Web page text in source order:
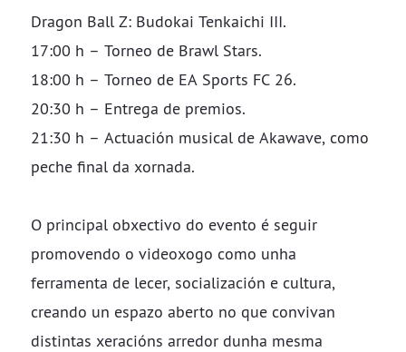
Dragon Ball Z: Budokai Tenkaichi III.
17:00 h – Torneo de Brawl Stars.
18:00 h – Torneo de EA Sports FC 26.
20:30 h – Entrega de premios.
21:30 h – Actuación musical de Akawave, como
peche final da xornada.
O principal obxectivo do evento é seguir
promovendo o videoxogo como unha
ferramenta de lecer, socialización e cultura,
creando un espazo aberto no que convivan
distintas xeracións arredor dunha mesma